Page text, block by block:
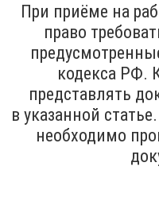
При приёме на
право
кодекса РФ.
представлять
в указанной
необходимо